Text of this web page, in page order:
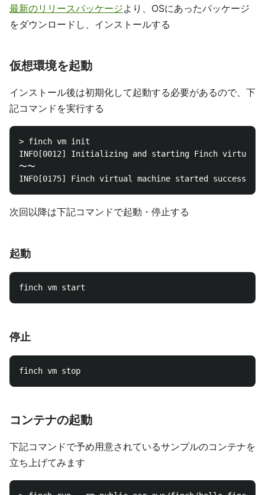
最新のリリースパッケージより、OSにあったパッケージ
をダウンロードし、インストールする
仮想環境を起動
インストール後は初期化して起動する必要があるので、下
記コマンドを実行する
> finch vm init
INFO[0012] Initializing and starting Finch virtual
〜〜
次回以降は下記コマンドで起動・停止する
起動
停止
コンテナの起動
下記コマンドで予め用意されているサンプルのコンテナを
立ち上げてみます